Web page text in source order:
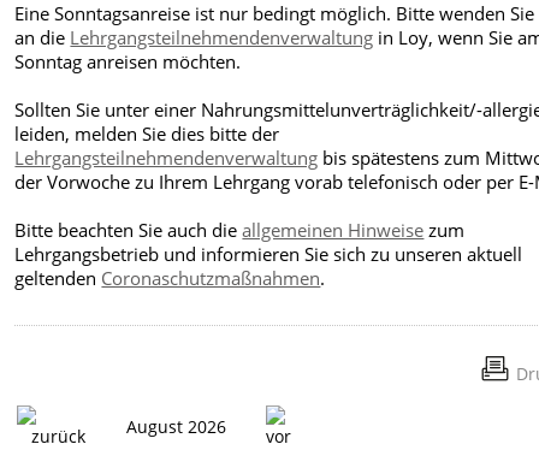
Eine Sonntagsanreise ist nur bedingt möglich. Bitte wenden Sie
an die Lehrgangsteilnehmendenverwaltung in Loy, wenn Sie
Sonntag anreisen möchten.
Sollten Sie unter einer Nahrungsmittelunverträglichkeit/-
leiden, melden Sie dies bitte der
Lehrgangsteilnehmendenverwaltung bis spätestens zum
der Vorwoche zu Ihrem Lehrgang vorab telefonisch oder per
Bitte beachten Sie auch dieallgemeinen Hinweise zum
Lehrgangsbetrieb und informieren Sie sich zu unseren aktuell
geltenden Coronaschutzmaßnahmen.
August 2026